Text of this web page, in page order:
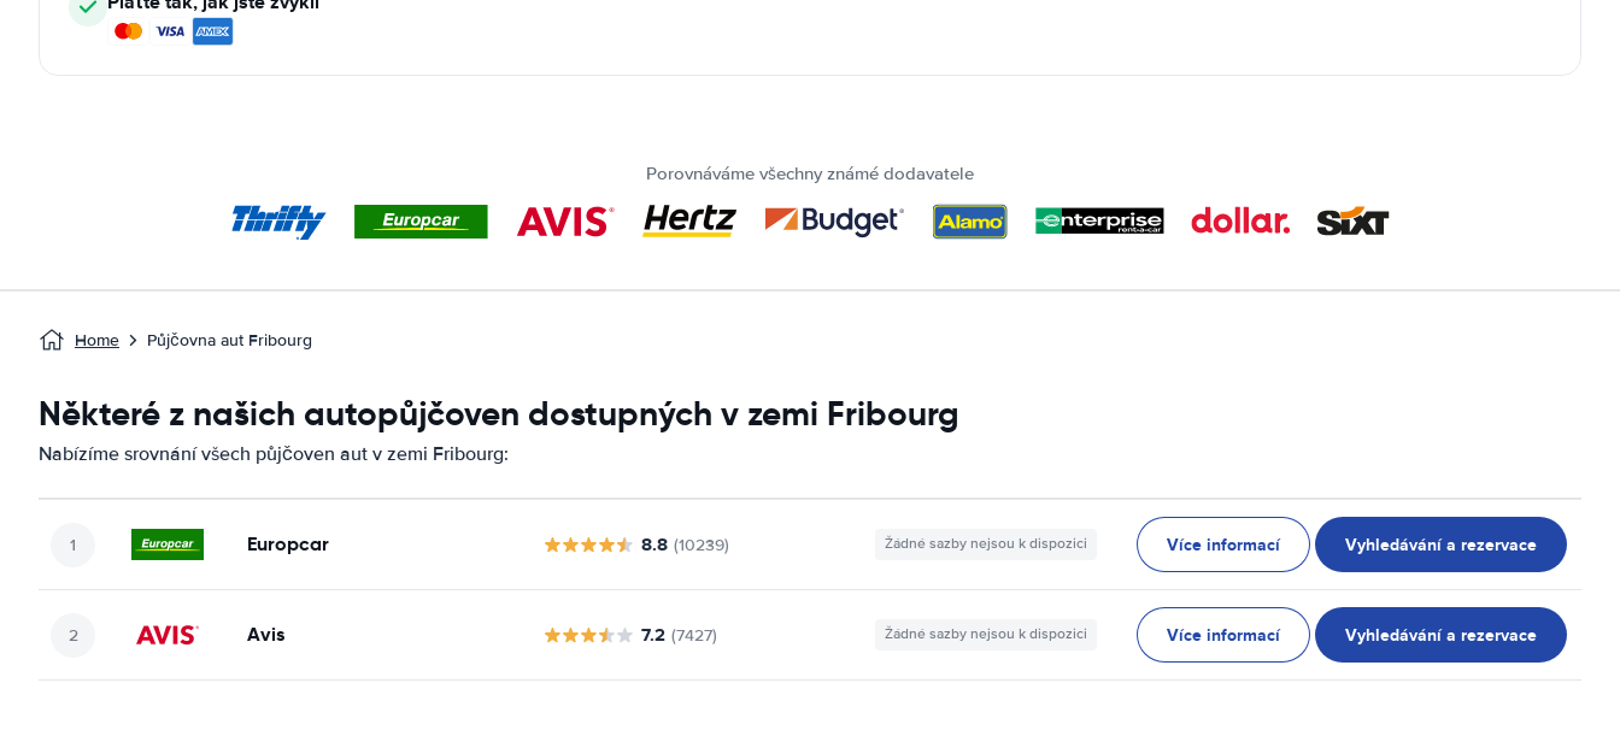
Porovnáváme všechny známé dodavatele
Home Půjčovna aut Fribourg
Některé z našich autopůjčoven dostupných v zemi Fribourg
Nabízíme srovnání všech půjčoven aut v zemi Fribourg:
Europcar 8.8 (10239) Žádné sazby nejsou k dispozici Více informací Vyhledávání a rezervace
Avis 7.2 (7427) Žádné sazby nejsou k dispozici Více informací Vyhledávání a rezervace